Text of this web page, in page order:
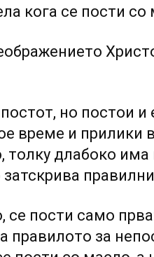
кога се пости со
но постои
време и прилики
толку длабоко
се пости само
правилото за